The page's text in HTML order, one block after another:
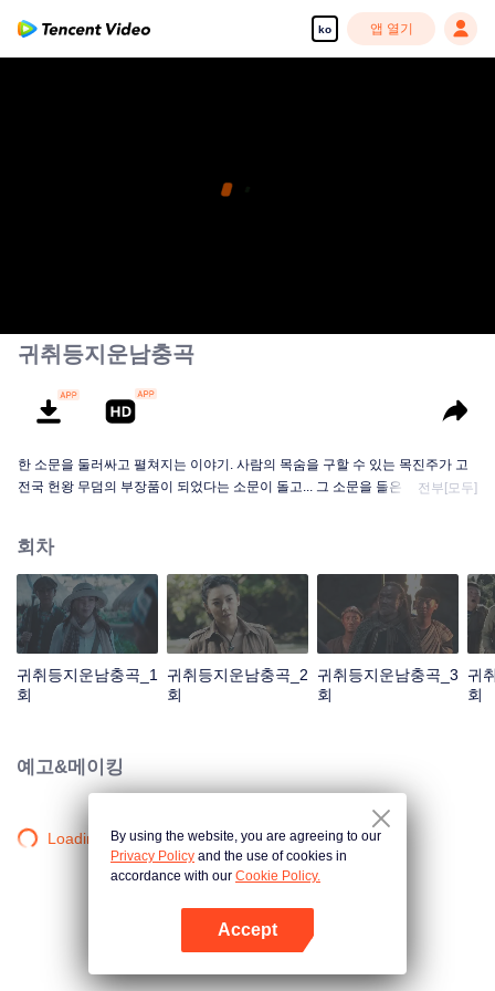
ko 앱 열기
귀취등지운남충곡
한 소문을 둘러싸고 펼쳐지는 이야기. 사람의 목숨을 구할 수 있는 목진주가 고
전국 헌왕 무덤의 부장품이 되었다는 소문이 돌고... 그 소문을 들은 모금교위 호
전부[모두]
회차
귀취등지운남충곡_1
회
귀취등지운남충곡_2
회
귀취등지운남충곡_3
회
귀
회
예고&메이킹
Loading…By using the website, you are agreeing to our
Privacy Policy and the use of cookies in
accordance with our Cookie Policy.
Accept